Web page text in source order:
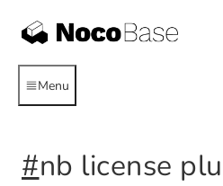
Menu
#nb license